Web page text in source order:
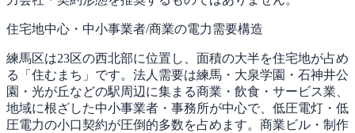
住宅地中心・中小事業者/商業の電力需要構造
練馬区は23区の西北部に位置し、面積の大半を住宅地が占め
る「住むまち」です。法人需要は練馬・大泉学園・石神井公
園・光が丘などの駅周辺に集まる商業・飲食・サービス業、
地域に根ざした中小事業者・事務所が中心で、低圧電灯・低
圧電力の小口契約が圧倒的多数を占めます。商業ビル・制作